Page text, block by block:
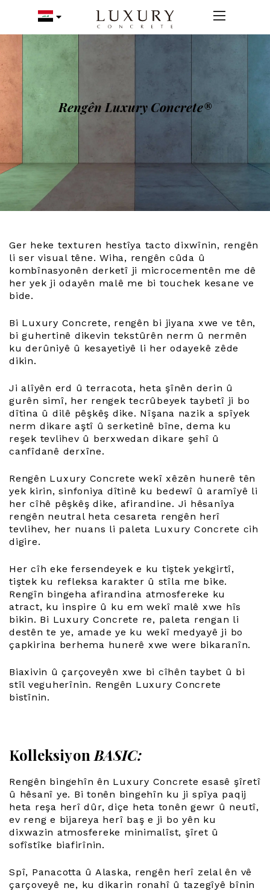
Rengên Luxury Concrete®
Ger heke texturen hestîya tacto dixwînin, rengên
li ser visual têne. Wiha, rengên cûda û
kombînasyonên derketî ji microcementên me dê
her yek ji odayên malê me bi touchek kesane ve
bide.
Bi Luxury Concrete, rengên bi jiyana xwe ve tên,
bi guhertinê dikevin tekstûrên nerm û nermên
ku derûniyê û kesayetiyê li her odayekê zêde
dikin.
Ji alîyên erd û terracota, heta şînên derin û
gurên simî, her rengek tecrûbeyek taybetî ji bo
dîtina û dilê pêşkêş dike. Nîşana nazik a spîyek
nerm dikare aştî û serketinê bîne, dema ku
reşek tevlihev û berxwedan dikare şehî û
canfîdanê derxîne.
Rengên Luxury Concrete wekî xêzên hunerê tên
yek kirin, sinfoniya dîtinê ku bedewî û aramîyê li
her cîhê pêşkêş dike, afirandine. Ji hêsanîya
rengên neutral heta cesareta rengên herî
tevlihev, her nuans li paleta Luxury Concrete cih
digire.
Her cîh eke fersendeyek e ku tiştek yekgirtî,
tiştek ku refleksa karakter û stîla me bike.
Rengîn bingeha afirandina atmosfereke ku
atract, ku inspire û ku em wekî malê xwe hîs
bikin. Bi Luxury Concrete re, paleta rengan li
destên te ye, amade ye ku wekî medyayê ji bo
çapkirina berhema hunerê xwe were bikaranîn.
Biaxivin û çarçoveyên xwe bi cîhên taybet û bi
stîl veguherînin. Rengên Luxury Concrete
bistînin.
Kolleksiyon BASIC:
Rengên bingehîn ên Luxury Concrete esasê şîretî
û hêsanî ye. Bi tonên bingehîn ku ji spîya paqij
heta reşa herî dûr, diçe heta tonên gewr û neutî,
ev reng e bijareya herî baş e ji bo yên ku
dixwazin atmosfereke minimalîst, şîret û
sofîstîke biafirînin.
Spî, Panacotta û Alaska, rengên herî zelal ên vê
çarçoveyê ne, ku dikarin ronahî û tazegîyê bînin